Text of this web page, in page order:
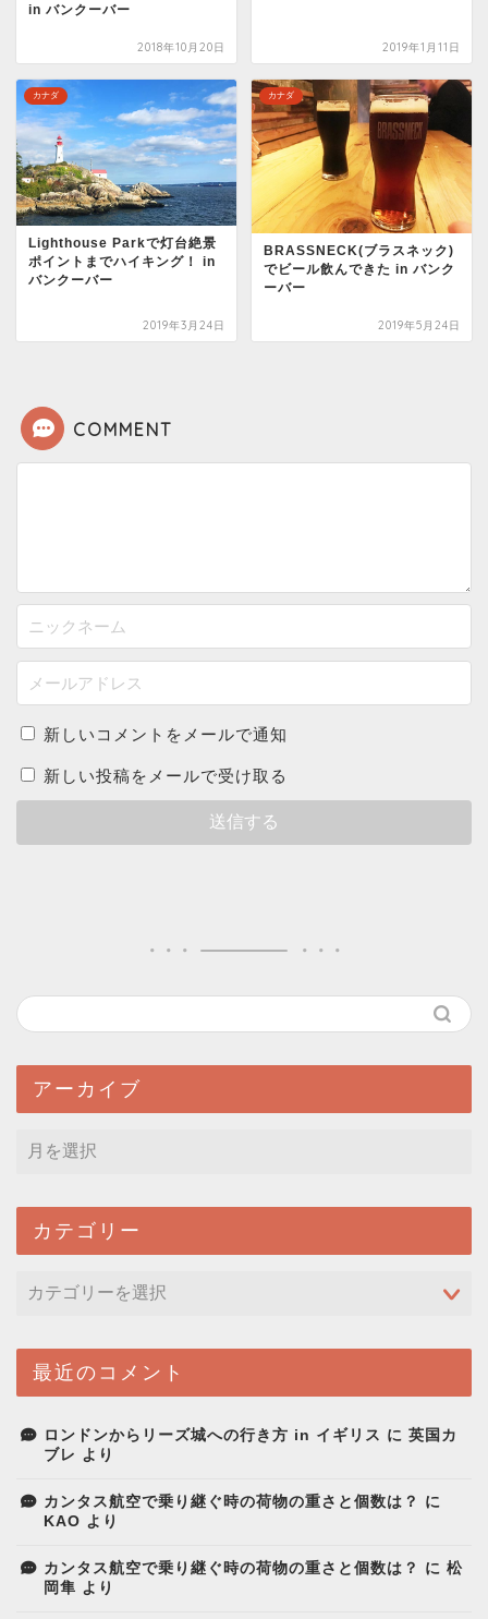
in バンクーバー
2018年10月20日 2019年1月11日
カナダ
Lighthouse Parkで灯台絶景
ポイントまでハイキング！ in
バンクーバー
2019年3月24日
カナダ
BRASSNECK(ブラスネック)
でビール飲んできた in バンク
ーバー
2019年5月24日
COMMENT
新しいコメントをメールで通知
新しい投稿をメールで受け取る
アーカイブ
カテゴリー
最近のコメント
ロンドンからリーズ城への行き方 in イギリス に 英国カ
ブレ より
カンタス航空で乗り継ぐ時の荷物の重さと個数は？
に
KAO より
カンタス航空で乗り継ぐ時の荷物の重さと個数は？ に 松
岡隼 より